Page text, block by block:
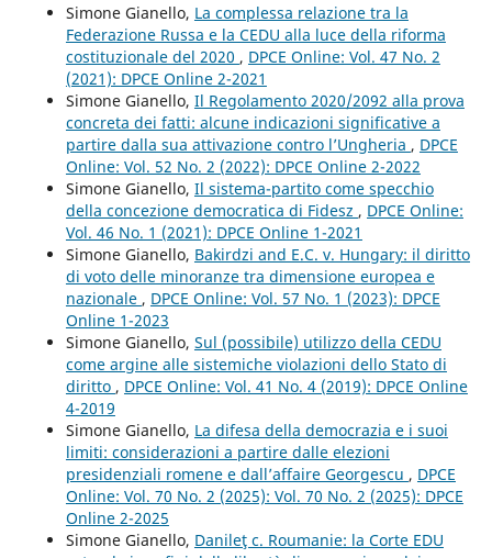
Simone Gianello, La complessa relazione tra la
Federazione Russa e la CEDU alla luce della riforma
costituzionale del 2020 , DPCE Online: Vol. 47 No. 2
(2021): DPCE Online 2-2021
Simone Gianello, Il Regolamento 2020/2092 alla prova
concreta dei fatti: alcune indicazioni significative a
partire dalla sua attivazione contro l’Ungheria , DPCE
Online: Vol. 52 No. 2 (2022): DPCE Online 2-2022
Simone Gianello, Il sistema-partito come specchio
della concezione democratica di Fidesz , DPCE Online:
Vol. 46 No. 1 (2021): DPCE Online 1-2021
Simone Gianello, Bakirdzi and E.C. v. Hungary: il diritto
di voto delle minoranze tra dimensione europea e
nazionale , DPCE Online: Vol. 57 No. 1 (2023): DPCE
Online 1-2023
Simone Gianello, Sul (possibile) utilizzo della CEDU
come argine alle sistemiche violazioni dello Stato di
diritto , DPCE Online: Vol. 41 No. 4 (2019): DPCE Online
4-2019
Simone Gianello, La difesa della democrazia e i suoi
limiti: considerazioni a partire dalle elezioni
presidenziali romene e dall’affaire Georgescu , DPCE
Online: Vol. 70 No. 2 (2025): Vol. 70 No. 2 (2025): DPCE
Online 2-2025
Simone Gianello, Danileţ c. Roumanie: la Corte EDU